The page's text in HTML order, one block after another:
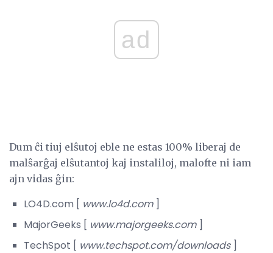
ad
Dum ĉi tiuj elŝutoj eble ne estas 100% liberaj de
malŝarĝaj elŝutantoj kaj instaliloj, malofte ni iam
ajn vidas ĝin:
LO4D.com [ www.lo4d.com]
MajorGeeks [ www.majorgeeks.com]
TechSpot [ www.techspot.com/downloads]